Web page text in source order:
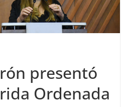
presentó
Ordenada